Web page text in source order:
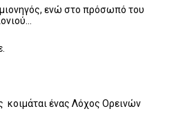
ενώ στο πρόσωπό του
κοιμάται ένας Λόχος Ορεινών